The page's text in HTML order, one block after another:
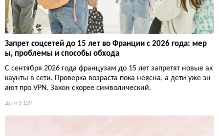
Запрет соцсетей до 15 лет во Франции с 2026 года: мер
ы, проблемы и способы обхода
С сентября 2026 года французам до 15 лет запретят новые ак
каунты в сети. Проверка возраста пока неясна, а дети уже зн
ают про VPN. Закон скорее символический.
Дети 3 129